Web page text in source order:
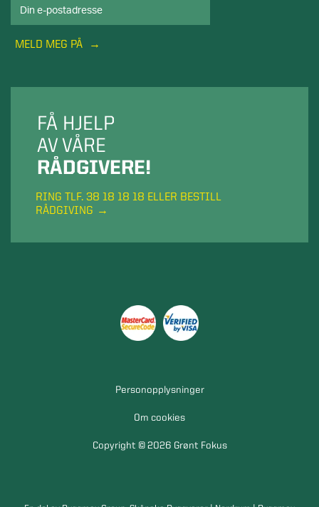
MELD MEG PÅ
FÅ HJELP
AV VÅRE
RÅDGIVERE!
RING TLF. 38 18 18 18 ELLER BESTILL
RÅDGIVING
Personopplysninger
Om cookies
Copyright © 2026 Grønt Fokus